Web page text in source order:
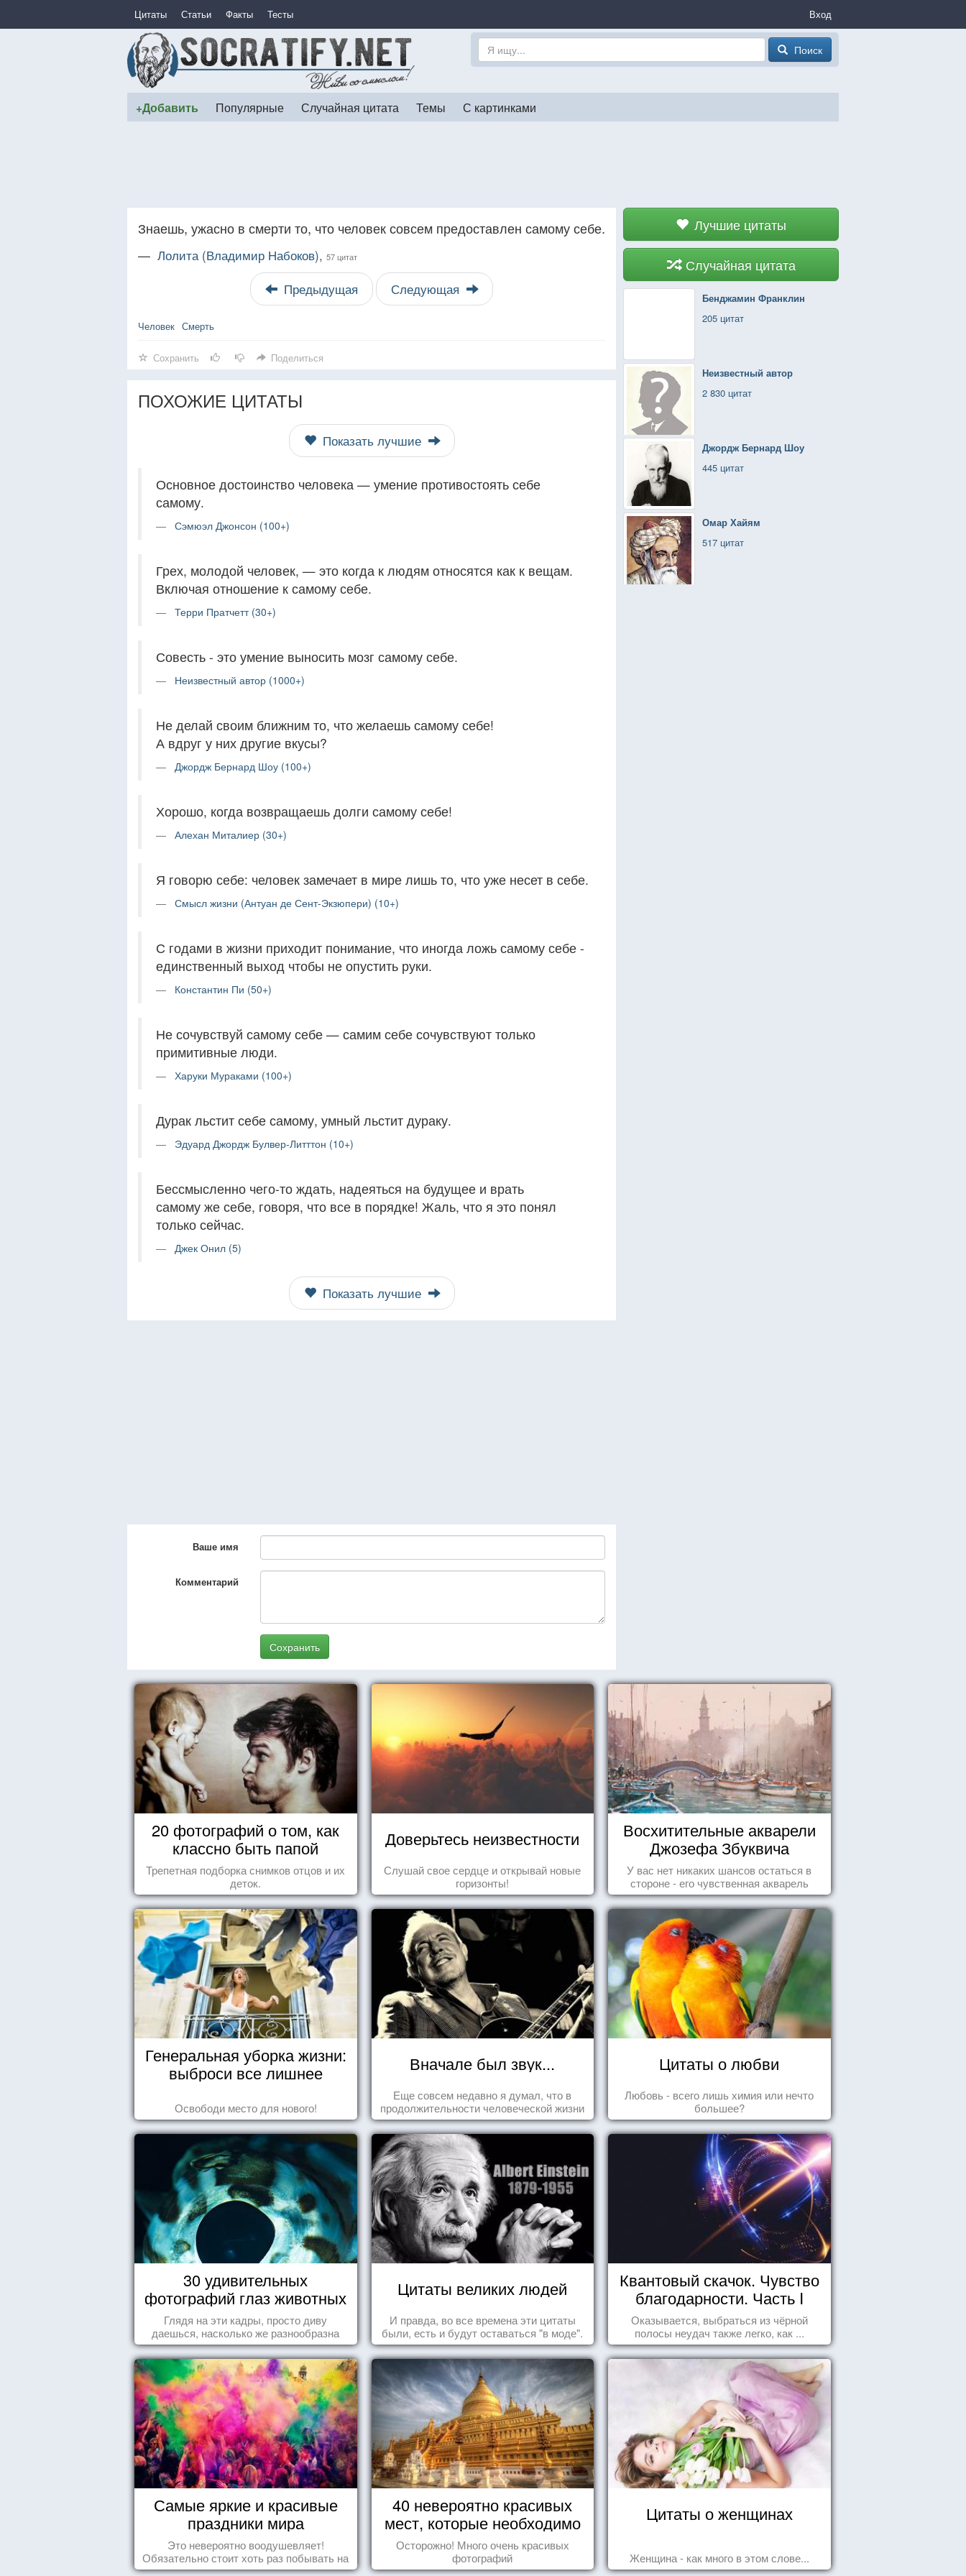
Цитаты Статьи Факты Тесты Вход
Поиск
+Добавить Популярные Случайная цитата Темы С картинками
Лучшие цитаты
Случайная цитата
Бенджамин Франклин
205 цитат
Неизвестный автор
2 830 цитат
Джордж Бернард Шоу
445 цитат
Омар Хайям
517 цитат
Знаешь, ужасно в смерти то, что человек совсем предоставлен самому себе.
— Лолита (Владимир Набоков), 57 цитат
Предыдущая Следующая
Человек Смерть
Сохранить Поделиться
ПОХОЖИЕ ЦИТАТЫ
Показать лучшие
Основное достоинство человека — умение противостоять себе
самому.
Сэмюэл Джонсон (100+)
Грех, молодой человек, — это когда к людям относятся как к вещам.
Включая отношение к самому себе.
Терри Пратчетт (30+)
Совесть - это умение выносить мозг самому себе.
Неизвестный автор (1000+)
Не делай своим ближним то, что желаешь самому себе!
А вдруг у них другие вкусы?
Джордж Бернард Шоу (100+)
Хорошо, когда возвращаешь долги самому себе!
Алехан Миталиер (30+)
Я говорю себе: человек замечает в мире лишь то, что уже несет в себе.
Смысл жизни (Антуан де Сент-Экзюпери) (10+)
С годами в жизни приходит понимание, что иногда ложь самому себе -
единственный выход чтобы не опустить руки.
Константин Пи (50+)
Не сочувствуй самому себе — самим себе сочувствуют только
примитивные люди.
Харуки Мураками (100+)
Дурак льстит себе самому, умный льстит дураку.
Эдуард Джордж Булвер-Литттон (10+)
Бессмысленно чего-то ждать, надеяться на будущее и врать
самому же себе, говоря, что все в порядке! Жаль, что я это понял
только сейчас.
Джек Онил (5)
Показать лучшие
Ваше имя
Комментарий
Сохранить
20 фотографий о том, как
классно быть папой
Трепетная подборка снимков отцов и их
деток.
Доверьтесь неизвестности
Слушай свое сердце и открывай новые
горизонты!
Восхитительные акварели
Джозефа Збуквича
У вас нет никаких шансов остаться в
стороне - его чувственная акварель
покорила жителей всего мира.
Генеральная уборка жизни:
выброси все лишнее
Освободи место для нового!
Вначале был звук...
Еще совсем недавно я думал, что в
продолжительности человеческой жизни
заложена какая-то ошибка.
Цитаты о любви
Любовь - всего лишь химия или нечто
большее?
30 удивительных
фотографий глаз животных
Глядя на эти кадры, просто диву
даешься, насколько же разнообразна
природа нашего мира!
Цитаты великих людей
И правда, во все времена эти цитаты
были, есть и будут оставаться "в моде".
Квантовый скачок. Чувство
благодарности. Часть I
Оказывается, выбраться из чёрной
полосы неудач также легко, как ...
Самые яркие и красивые
праздники мира
Это невероятно воодушевляет!
Обязательно стоит хоть раз побывать на
подобных мероприятиях и получить
40 невероятно красивых
мест, которые необходимо
увидеть пока вы живы
Осторожно! Много очень красивых
фотографий
Цитаты о женщинах
Женщина - как много в этом слове...